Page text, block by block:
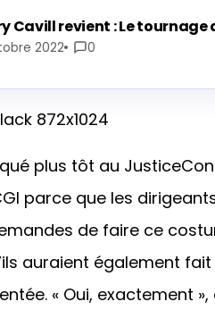
Cavill revient : Le tournage
2022 0
plus tôt au
parce que les
de faire ce
auraient également
« Oui, exactement